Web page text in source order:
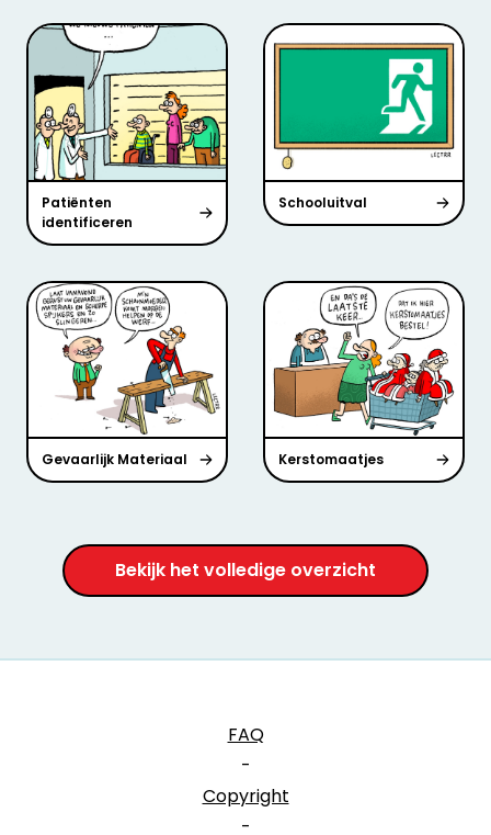
Patiënten
identificeren
Schooluitval
Gevaarlijk Materiaal Kerstomaatjes
Bekijk het volledige overzicht
FAQ
-
Copyright
-